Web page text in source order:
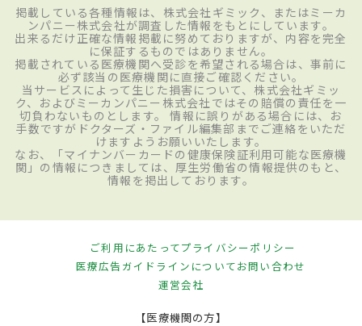
掲載している各種情報は、株式会社ギミック、またはミーカ
ンパニー株式会社が調査した情報をもとにしています。
出来るだけ正確な情報掲載に努めておりますが、内容を完全
に保証するものではありません。
掲載されている医療機関へ受診を希望される場合は、事前に
必ず該当の医療機関に直接ご確認ください。
当サービスによって生じた損害について、株式会社ギミッ
ク、およびミーカンパニー株式会社ではその賠償の責任を一
切負わないものとします。 情報に誤りがある場合には、お
手数ですがドクターズ・ファイル編集部までご連絡をいただ
けますようお願いいたします。
なお、「マイナンバーカードの健康保険証利用可能な医療機
関」の情報につきましては、厚生労働省の情報提供のもと、
情報を掲出しております。
ご利用にあたってプライバシーポリシー
医療広告ガイドラインについてお問い合わせ
運営会社
【医療機関の方】